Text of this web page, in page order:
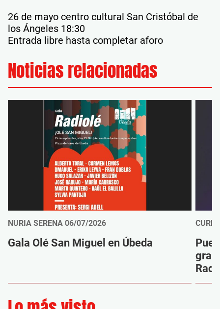
26 de mayo centro cultural San Cristóbal de
los Ángeles 18:30
Entrada libre hasta completar aforo
Noticias relacionadas
NURIA SERENA 06/07/2026
Gala Olé San Miguel en Úbeda
gran